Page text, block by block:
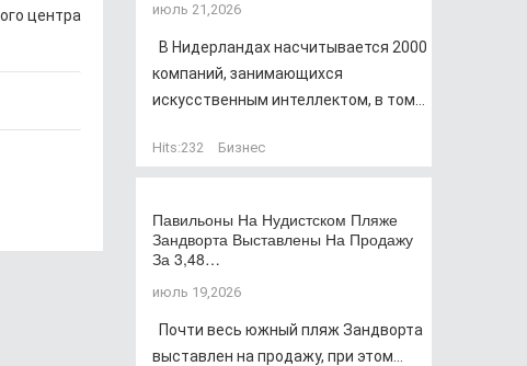
центра
июль 21,2026
В Нидерландах насчитывается 2000
компаний, занимающихся
искусственным интеллектом, в том...
Hits:232 Бизнес
Павильоны На Нудистском Пляже
Зандворта Выставлены На Продажу
За 3,48…
июль 19,2026
Почти весь южный пляж Зандворта
выставлен на продажу, при этом...